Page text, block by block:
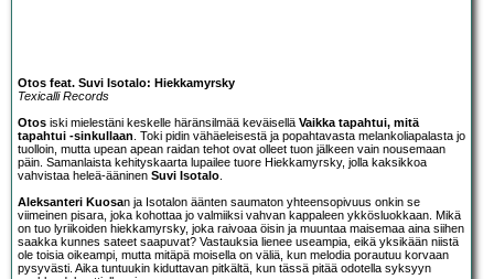
Otos feat. Suvi Isotalo: Hiekkamyrsky
Texicalli Records
Otos iski mielestäni keskelle häränsilmää keväisellä Vaikka tapahtui, mitä
tapahtui -sinkullaan . Toki pidin vähäeleisestä ja popahtavasta melankoliapalasta jo
tuolloin, mutta upean apean raidan tehot ovat olleet tuon jälkeen vain nousemaan
päin. Samanlaista kehityskaarta lupailee tuore Hiekkamyrsky, jolla kaksikkoa
vahvistaa heleä-ääninen Suvi Isotalo
Aleksanteri Kuosan ja Isotalon äänten saumaton yhteensopivuus onkin se
viimeinen pisara, joka kohottaa jo valmiiksi vahvan kappaleen ykkösluokkaan. Mikä
on tuo lyriikoiden hiekkamyrsky, joka raivoaa öisin ja muuntaa maisemaa aina siihen
saakka kunnes sateet saapuvat? Vastauksia lienee useampia, eikä yksikään niistä
ole toisia oikeampi, mutta mitäpä moisella on väliä, kun melodia porautuu korvaan
pysyvästi. Aika tuntuukin kiduttavan pitkältä, kun tässä pitää odotella syksyyn